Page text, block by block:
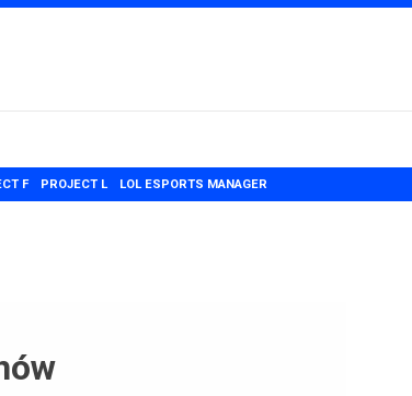
F PROJECT L LOL ESPORTS MANAGER